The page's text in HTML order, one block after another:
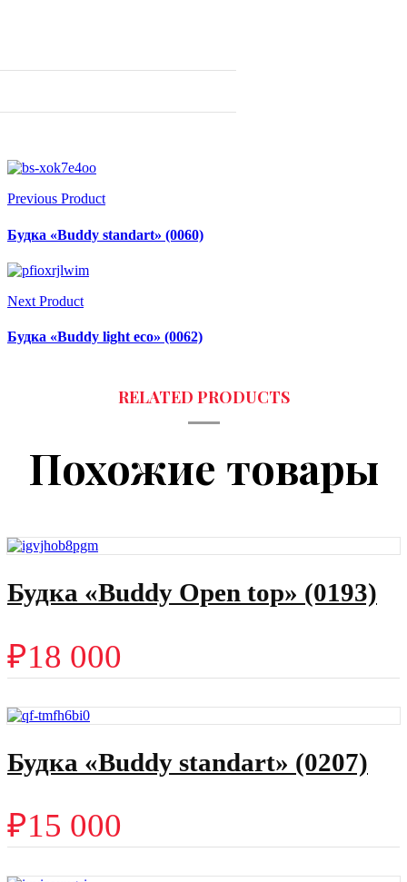
Previous Product
Будка «Buddy standart» (0060)
Next Product
Будка «Buddy light eco» (0062)
Похожие товары
Будка «Buddy Open top» (0193)
₽18 000
Будка «Buddy standart» (0207)
₽15 000